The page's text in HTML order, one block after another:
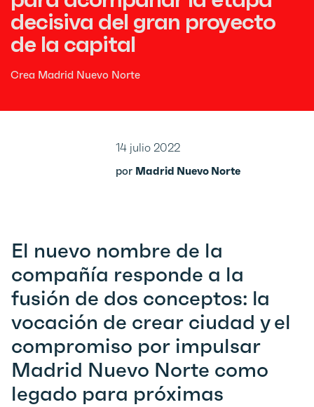
decisiva del gran proyecto
de la capital
Crea Madrid Nuevo Norte
El nuevo nombre de la
compañía responde a la
fusión de dos conceptos: la
vocación de crear ciudad y el
compromiso por impulsar
Madrid Nuevo Norte como
legado para próximas
14 julio 2022
por Madrid Nuevo Norte